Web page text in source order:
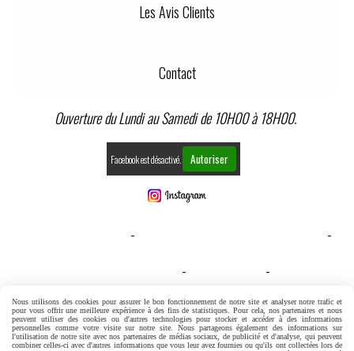
Les Avis Clients
Contact
Ouverture du Lundi au Samedi de 10H00 à 18H00.
Facebook est désactivé. Autoriser
CONDITIONS GENERALES DE VENTE
Nous utilisons des cookies pour assurer le bon fonctionnement de notre site et analyser notre trafic et
pour vous offrir une meilleure expérience à des fins de statistiques. Pour cela, nos partenaires et nous
peuvent utiliser des cookies ou d'autres technologies pour stocker et accéder à des informations
personnelles comme votre visite sur notre site. Nous partageons également des informations sur
l'utilisation de notre site avec nos partenaires de médias sociaux, de publicité et d'analyse, qui peuvent
combiner celles-ci avec d'autres informations que vous leur avez fournies ou qu'ils ont collectées lors de